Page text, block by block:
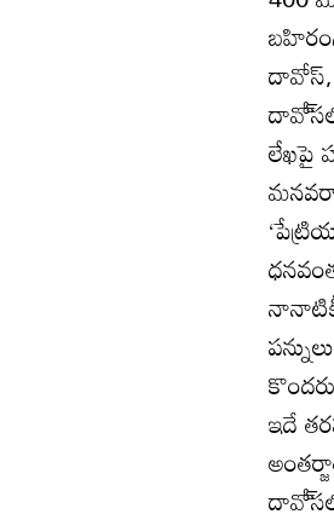
దావోస్‌,
లేఖపై
ఇదే
దావో్‌సలో